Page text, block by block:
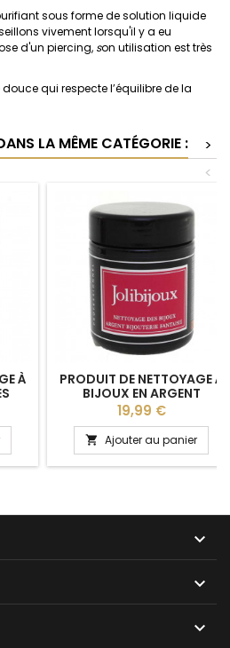
sous forme de solution liquide
vivement lorsqu'il y a eu
d'un piercing, son utilisation est très
qui respecte l’équilibre de la
LA MÊME CATÉGORIE :
>
<
À
PRODUIT DE NETTOYAGE À
BIJOUX EN ARGENT
Prix
19,99 €
 Ajouter au panier


